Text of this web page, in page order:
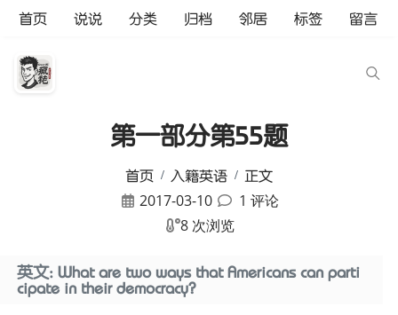
首页 说说 分类 归档 邻居 标签 留言
第一部分第55题
首页 入籍英语 正文
2017-03-10
1 评论
8 次浏览
英文: What are two ways that Americans can parti
cipate in their democracy?